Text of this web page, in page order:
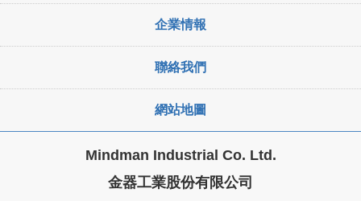
企業情報
聯絡我們
網站地圖
Mindman Industrial Co. Ltd.
金器工業股份有限公司